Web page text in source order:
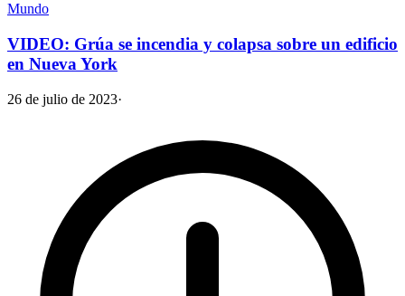
Mundo
VIDEO: Grúa se incendia y colapsa sobre un edificio
en Nueva York
26 de julio de 2023·